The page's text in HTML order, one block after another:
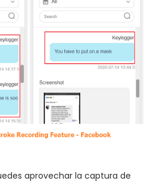
aprovechar la captura de